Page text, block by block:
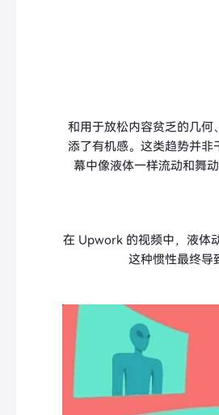
和用于放松内容贫乏的几何
添了有机感。这类趋势并非
幕中像液体一样流动和舞
在 Upwork 的视频中，液体
这种惯性最终导